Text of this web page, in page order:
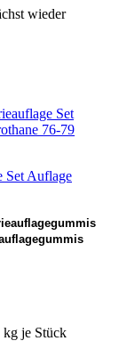
wieder
Set Auflage
kg je Stück